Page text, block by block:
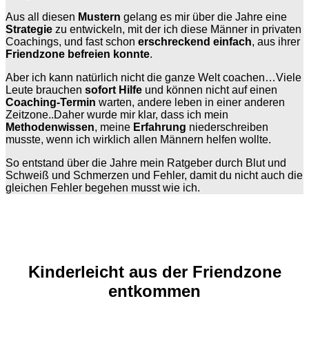
Aus all diesen Mustern gelang es mir über die Jahre eine
Strategie zu entwickeln, mit der ich diese Männer in privaten
Coachings, und fast schon erschreckend einfach, aus ihrer
Friendzone befreien konnte.
Aber ich kann natürlich nicht die ganze Welt coachen…Viele
Leute brauchen sofort Hilfe und können nicht auf einen
Coaching-Termin warten, andere leben in einer anderen
Zeitzone..Daher wurde mir klar, dass ich mein
Methodenwissen, meine Erfahrung niederschreiben
musste, wenn ich wirklich allen Männern helfen wollte.
So entstand über die Jahre mein Ratgeber durch Blut und
Schweiß und Schmerzen und Fehler, damit du nicht auch die
gleichen Fehler begehen musst wie ich.
Kinderleicht aus der Friendzone
entkommen